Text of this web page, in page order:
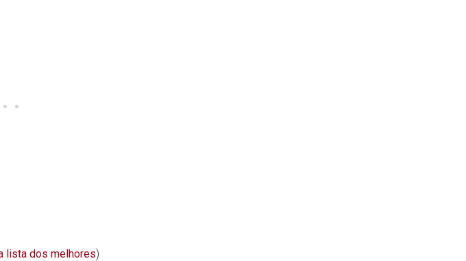
lista dos melhores)